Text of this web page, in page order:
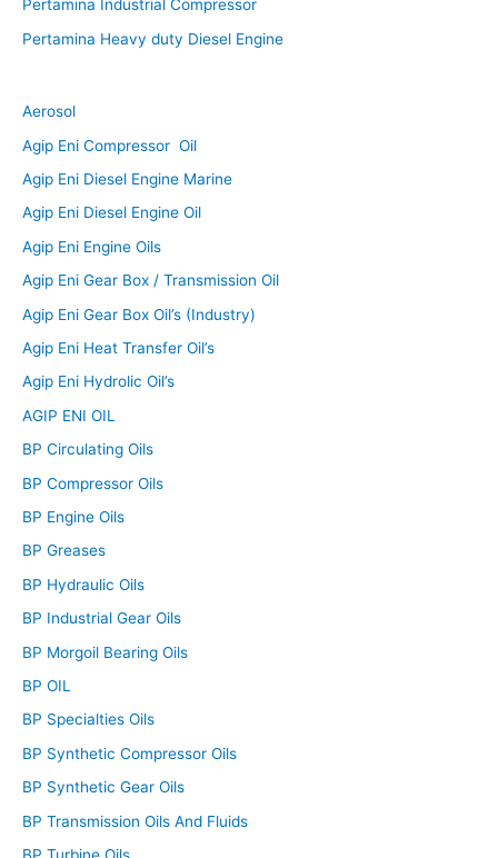
Pertamina Industrial Compressor
Pertamina Heavy duty Diesel Engine
Aerosol
Agip Eni Compressor Oil
Agip Eni Diesel Engine Marine
Agip Eni Diesel Engine Oil
Agip Eni Engine Oils
Agip Eni Gear Box / Transmission Oil
Agip Eni Gear Box Oil’s (Industry)
Agip Eni Heat Transfer Oil’s
Agip Eni Hydrolic Oil’s
AGIP ENI OIL
BP Circulating Oils
BP Compressor Oils
BP Engine Oils
BP Greases
BP Hydraulic Oils
BP Industrial Gear Oils
BP Morgoil Bearing Oils
BP OIL
BP Specialties Oils
BP Synthetic Compressor Oils
BP Synthetic Gear Oils
BP Transmission Oils And Fluids